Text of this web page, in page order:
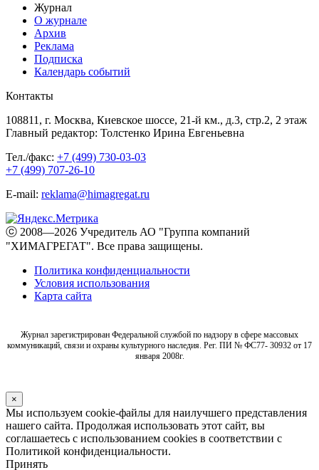
Журнал
О журнале
Архив
Реклама
Подписка
Календарь событий
Контакты
108811, г. Москва, Киевское шоссе, 21-й км., д.3, стр.2, 2 этаж
Главный редактор: Толстенко Ирина Евгеньевна
Тел./факс: +7 (499) 730-03-03
+7 (499) 707-26-10
E-mail: reklama@himagregat.ru
ⓒ 2008—2026 Учредитель АО "Группа компаний
"ХИМАГРЕГАТ". Все права защищены.
Политика конфиденциальности
Условия использования
Карта сайта
Журнал зарегистрирован Федеральной службой по надзору в сфере массовых
коммуникаций, связи и охраны культурного наследия. Рег. ПИ № ФС77- 30932 от 17
января 2008г.
×
Мы используем cookie-файлы для наилучшего представления
нашего сайта. Продолжая использовать этот сайт, вы
соглашаетесь с использованием cookies в соответствии с
Политикой конфиденциальности.
Принять